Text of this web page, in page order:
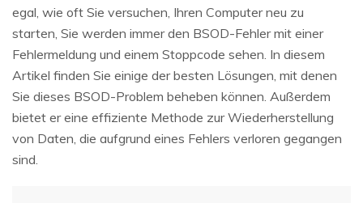
egal, wie oft Sie versuchen, Ihren Computer neu zu
starten, Sie werden immer den BSOD-Fehler mit einer
Fehlermeldung und einem Stoppcode sehen. In diesem
Artikel finden Sie einige der besten Lösungen, mit denen
Sie dieses BSOD-Problem beheben können. Außerdem
bietet er eine effiziente Methode zur Wiederherstellung
von Daten, die aufgrund eines Fehlers verloren gegangen
sind.